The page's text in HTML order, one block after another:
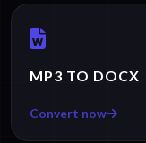
MP3 TO DOCX
Convert now